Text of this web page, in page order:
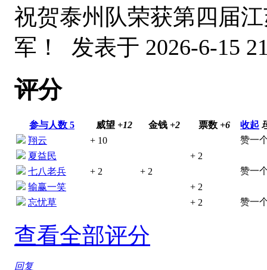
祝贺泰州队荣获第四届
军！ 发表于 2026-6-15
评分
参与人数 5 威望 +12 金钱 +2 票数 +6 收起
翔云
+ 10
赞一
夏益民
+ 2
七八老兵
+ 2 + 2
赞一
输赢一笑
+ 2
忘忧草
+ 2 赞一
查看全部评分
回复